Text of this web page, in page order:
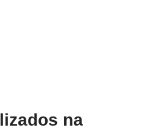
na